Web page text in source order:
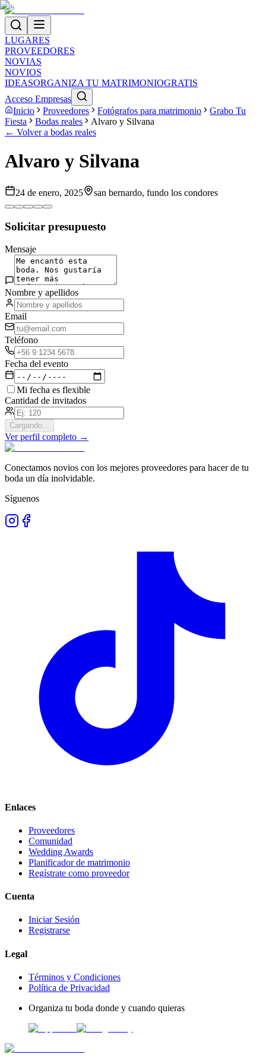
LUGARES
PROVEEDORES
NOVIAS
NOVIOS
IDEASORGANIZA TU MATRIMONIOGRATIS
Acceso Empresas
Inicio
Proveedores Fotógrafos para matrimonio
Grabo Tu
Fiesta
Bodas reales
Alvaro y Silvana
← Volver a bodas reales
Alvaro y Silvana
24 de enero, 2025 san bernardo, fundo los condores
Solicitar presupuesto
Mensaje
Nombre y apellidos
Email
Teléfono
Fecha del evento
Mi fecha es flexible
Cantidad de invitados
Cargando...
Ver perfil completo →
Conectamos novios con los mejores proveedores para hacer de tu
boda un día inolvidable.
Síguenos
Enlaces
Proveedores
Comunidad
Wedding Awards
Planificador de matrimonio
Regístrate como proveedor
Cuenta
Iniciar Sesión
Registrarse
Legal
Términos y Condiciones
Política de Privacidad
Organiza tu boda donde y cuando quieras